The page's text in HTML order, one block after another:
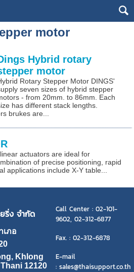
motor
Hybrid rotary
motor
Rotary Stepper Motor DINGS'
seven sizes of hybrid stepper
- from 20mm. to 86mm. Each
has different stack lengths.
brukes are...
actuators are ideal for
of precise positioning, rapid
applications include X-Y table...
ริ่ง จำกัด
Call Center : 02-101-
9602, 02-312-6877
เภอ
Fax. : 02-312-6878
Khlong
12120
E-mail
: sales@thaisupport.co.th